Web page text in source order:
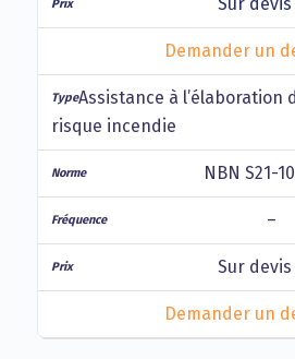
Demander un
Assistance à l’élaboration
risque incendie
NBN S21-
–
Sur devis
Demander un